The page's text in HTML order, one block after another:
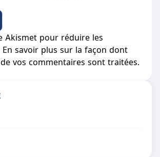
Akismet pour réduire les
En savoir plus sur la façon dont
vos commentaires sont traitées.